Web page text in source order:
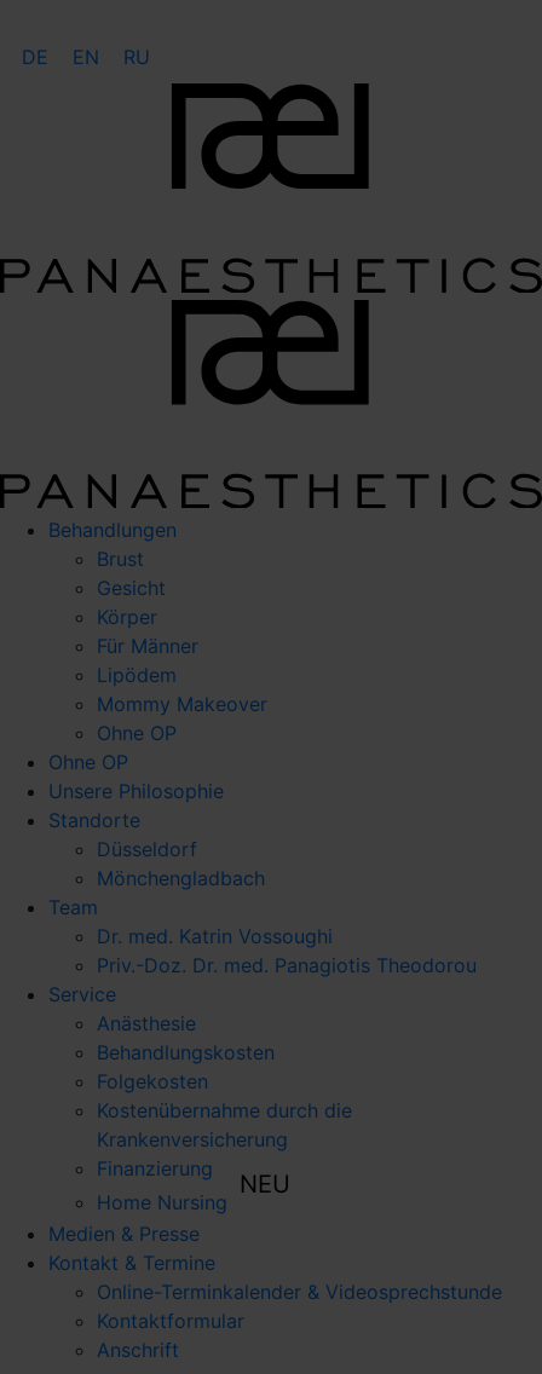
DE EN RU
Behandlungen
Brust
Gesicht
Körper
Für Männer
Lipödem
Mommy Makeover
Ohne OP
Ohne OP
Unsere Philosophie
Standorte
Düsseldorf
Mönchengladbach
Team
Dr. med. Katrin Vossoughi
Priv.-Doz. Dr. med. Panagiotis Theodorou
Service
Anästhesie
Behandlungskosten
Folgekosten
Kostenübernahme durch die
Krankenversicherung
Finanzierung
Home Nursing
NEU
Medien & Presse
Kontakt & Termine
Online-Terminkalender & Videosprechstunde
Kontaktformular
Anschrift